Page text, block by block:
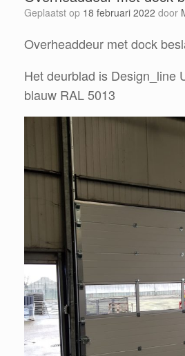
Geplaatst op 18 februari 2022 door
Overheaddeur met dock
Het deurblad is Design_line
blauw RAL 5013